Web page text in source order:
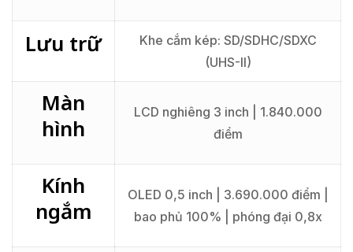
Lưu trữ
Khe cắm kép: SD/SDHC/SDXC
(UHS-II)
Màn
hình
LCD nghiêng 3 inch | 1.840.000
điểm
Kính
ngắm
OLED 0,5 inch | 3.690.000 điểm |
bao phủ 100% | phóng đại 0,8x